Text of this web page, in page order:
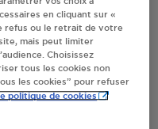
PERONNAS
en cliquant sur «
refus ou le retrait de votre
mais peut limiter
Choisissez
tous les cookies non
les cookies” pour refuser
politique de cookies